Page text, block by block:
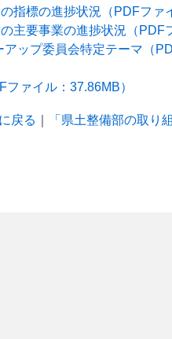
標の進捗状況（PDFファ
要事業の進捗状況（PDF
ップ委員会特定テーマ（
ァイル：37.86MB）
戻る 「県土整備部の取り